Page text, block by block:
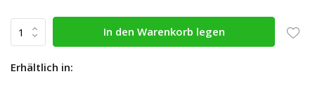
In den Warenkorb legen
Erhältlich in: